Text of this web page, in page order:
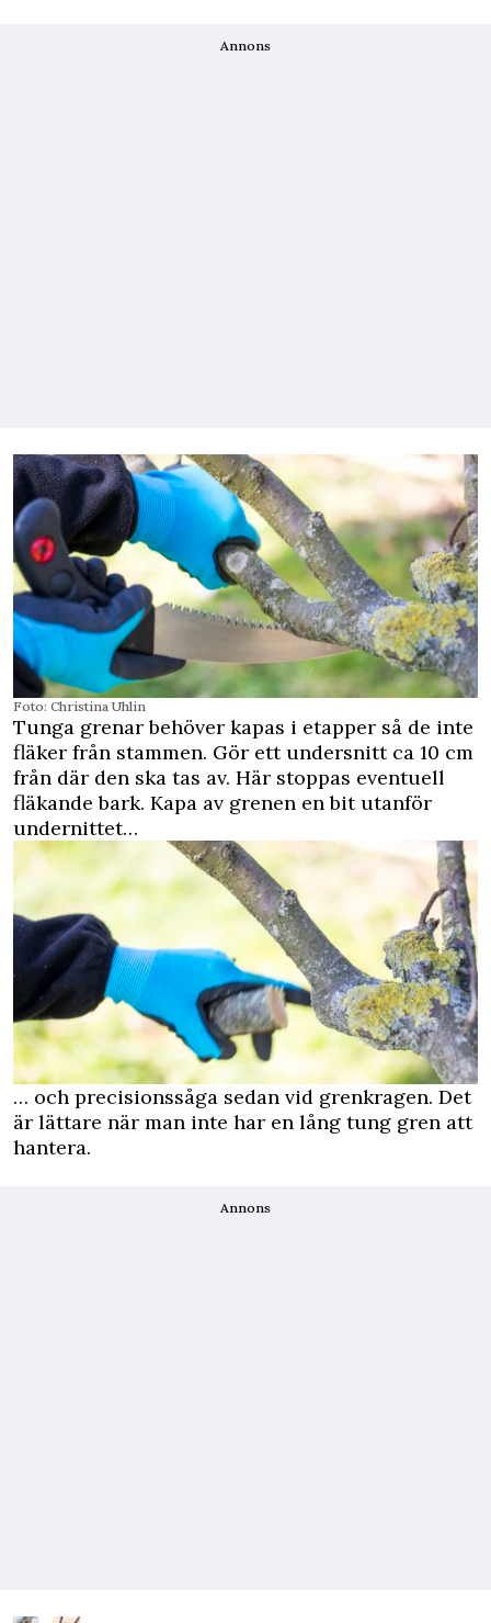
Annons
Foto: Christina Uhlin
Tunga grenar behöver kapas i etapper så de inte
fläker från stammen. Gör ett undersnitt ca 10 cm
från där den ska tas av. Här stoppas eventuell
fläkande bark. Kapa av grenen en bit utanför
undernittet…
… och precisionssåga sedan vid grenkragen. Det
är lättare när man inte har en lång tung gren att
hantera.
Annons